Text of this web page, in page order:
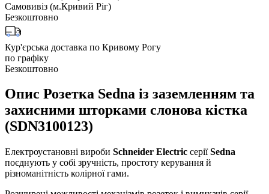
Самовивіз (м.Кривий Ріг)
Безкоштовно
Кур'єрська доставка по Кривому Рогу
по графіку
Безкоштовно
Опис Розетка Sedna із заземленням та
захисними шторками слонова кістка
(SDN3100123)
Електроустановні вироби Schneider Electric серіїSedna
поєднують у собі зручність, простоту керування й
різноманітність колірної гами.